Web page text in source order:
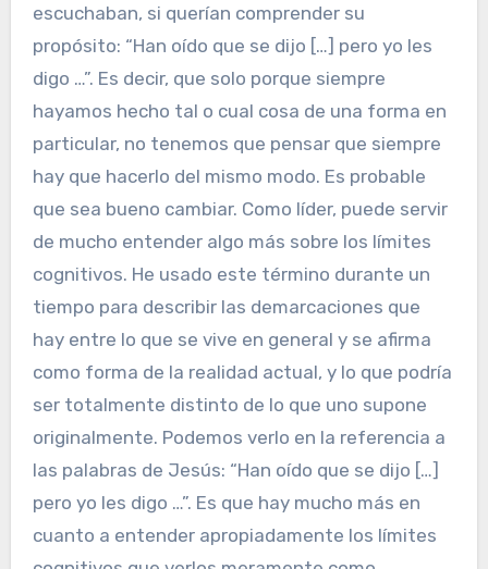
escuchaban, si querían comprender su
propósito: “Han oído que se dijo […] pero yo les
digo …”. Es decir, que solo porque siempre
hayamos hecho tal o cual cosa de una forma en
particular, no tenemos que pensar que siempre
hay que hacerlo del mismo modo. Es probable
que sea bueno cambiar. Como líder, puede servir
de mucho entender algo más sobre los límites
cognitivos. He usado este término durante un
tiempo para describir las demarcaciones que
hay entre lo que se vive en general y se afirma
como forma de la realidad actual, y lo que podría
ser totalmente distinto de lo que uno supone
originalmente. Podemos verlo en la referencia a
las palabras de Jesús: “Han oído que se dijo […]
pero yo les digo …”. Es que hay mucho más en
cuanto a entender apropiadamente los límites